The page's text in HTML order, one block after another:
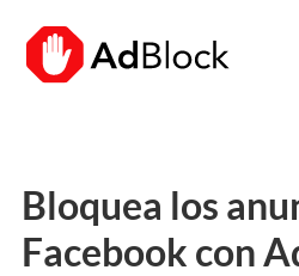
Bloquea los
Facebook con